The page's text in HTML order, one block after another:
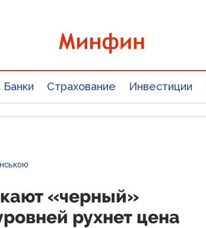
Банки Страхование Инвестиции
«черный»
рухнет цена